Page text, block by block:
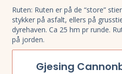
Ruten: Ruten er på de “store”
stykker på asfalt, ellers på
dyrehaven. Ca 25 hm pr runde.
på jorden.
Gjesing